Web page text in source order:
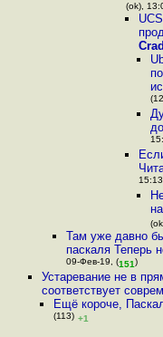
(ok),
Там уже давно
паскаля Теперь
09-Фев-19, (151)
Устаревание не в
соответствует
Ещё короче,
(113) +1